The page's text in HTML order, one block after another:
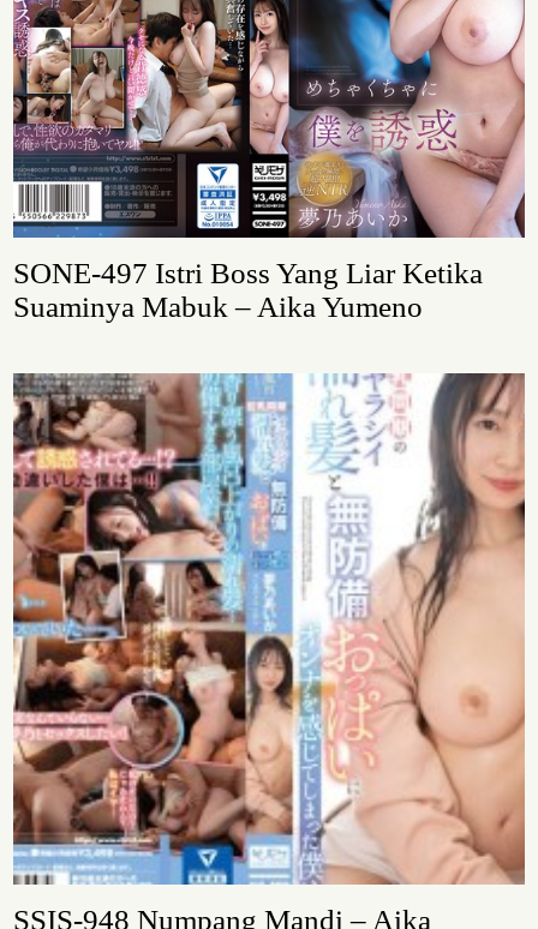
SONE-497 Istri Boss Yang Liar Ketika
Suaminya Mabuk – Aika Yumeno
SSIS-948 Numpang Mandi – Aika